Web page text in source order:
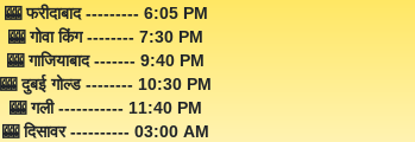
🎰 फरीदाबाद --------- 6:05 PM
🎰 गोवा किंग -------- 7:30 PM
🎰 गाजियाबाद ------- 9:40 PM
🎰 दुबई गोल्ड -------- 10:30 PM
🎰 गली ----------- 11:40 PM
🎰 दिसावर ---------- 03:00 AM